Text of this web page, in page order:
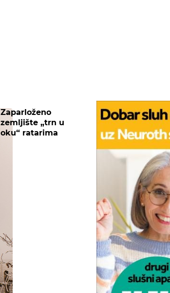
Zaparloženo
zemljište „trn u
oku“ ratarima